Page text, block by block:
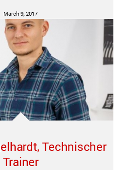
March 9, 2017
Technischer
Trainer